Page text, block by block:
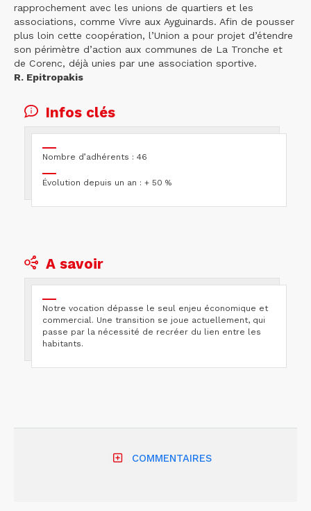
rapprochement avec les unions de quartiers et les
associations, comme Vivre aux Ayguinards. Afin de pousser
plus loin cette coopération, l’Union a pour projet d’étendre
son périmètre d’action aux communes de La Tronche et
de Corenc, déjà unies par une association sportive.
R. Epitropakis
Infos clés
Nombre d’adhérents : 46
Évolution depuis un an : + 50 %
A savoir
Notre vocation dépasse le seul enjeu économique et
commercial. Une transition se joue actuellement, qui
passe par la nécessité de recréer du lien entre les
habitants.
COMMENTAIRES